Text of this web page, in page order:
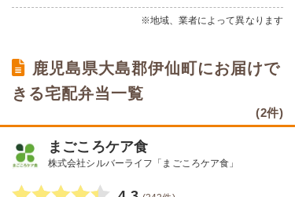
※地域、業者によって異なります
鹿児島県大島郡伊仙町にお届けで
きる宅配弁当一覧
(2件)
まごころケア食
株式会社シルバーライフ「まごころケア食」